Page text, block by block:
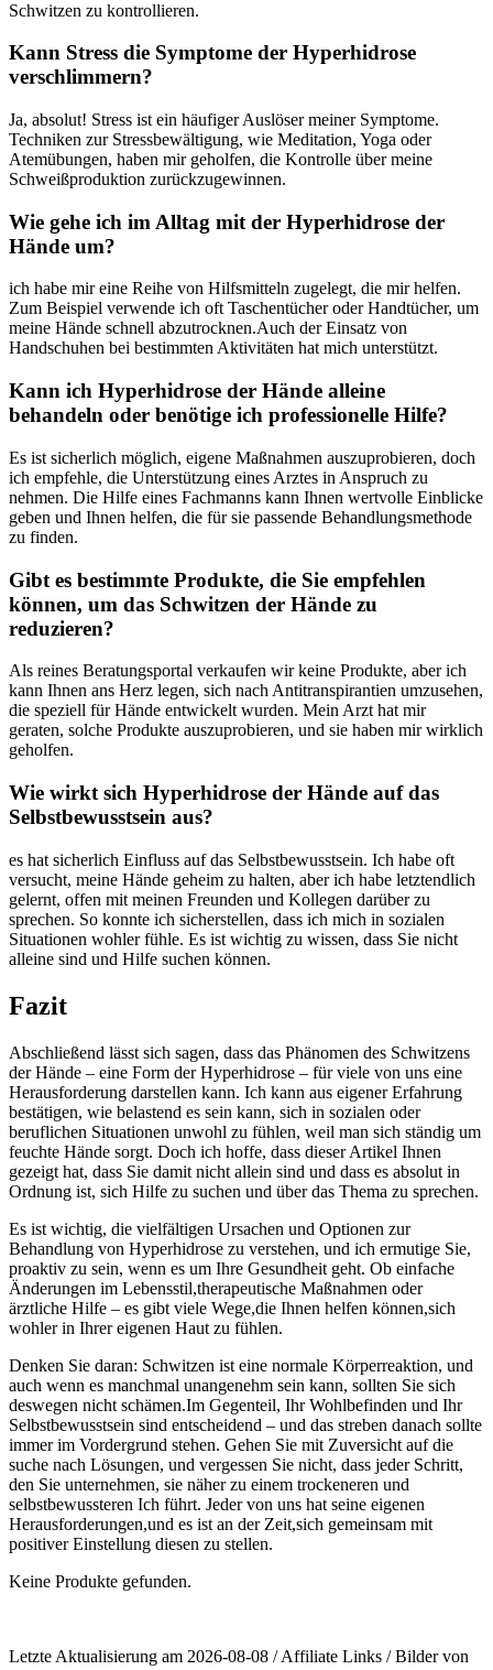
Schwitzen ⁣zu kontrollieren.
Kann ​Stress die Symptome‌ der Hyperhidrose
verschlimmern?
Ja,‍ absolut! Stress ist ein häufiger⁤ Auslöser meiner Symptome.‌
Techniken zur ⁤Stressbewältigung, ‍wie Meditation, Yoga oder
Atemübungen, haben⁤ mir ⁤geholfen, die ⁣Kontrolle über meine​
Schweißproduktion ​zurückzugewinnen.
Wie⁢ gehe ich ‍im Alltag mit der Hyperhidrose der ​
Hände um?
ich habe mir eine Reihe von Hilfsmitteln zugelegt, die mir helfen.
Zum Beispiel verwende ich ⁢oft Taschentücher oder Handtücher, um
meine Hände schnell ​abzutrocknen.Auch der Einsatz​ von
Handschuhen bei bestimmten Aktivitäten hat mich‍ unterstützt.
Kann ich Hyperhidrose der Hände alleine
behandeln oder benötige ich professionelle Hilfe?
Es ist‍ sicherlich möglich, eigene Maßnahmen auszuprobieren, doch
ich empfehle, die Unterstützung eines Arztes in Anspruch​ zu
nehmen. Die⁢ Hilfe eines Fachmanns kann Ihnen wertvolle Einblicke
geben und Ihnen ⁣helfen, die für sie passende Behandlungsmethode
zu finden.
Gibt es bestimmte Produkte, die Sie empfehlen
können, um das Schwitzen der Hände zu
reduzieren?
Als reines‌ Beratungsportal verkaufen wir keine Produkte, aber ‌ich
kann Ihnen ans Herz legen, sich nach Antitranspirantien umzusehen,‍
die ⁤speziell ⁣für Hände entwickelt wurden. Mein Arzt ‌hat mir
⁤geraten, solche Produkte auszuprobieren, und sie haben mir wirklich
​geholfen.
Wie⁣ wirkt sich Hyperhidrose⁢ der‍ Hände auf das
Selbstbewusstsein ​aus?
es hat sicherlich Einfluss auf das Selbstbewusstsein. Ich habe oft
versucht, meine Hände geheim zu halten, aber ​ich ​habe letztendlich
gelernt, offen⁤ mit ⁤meinen Freunden und Kollegen darüber zu
sprechen. So konnte ich sicherstellen, ​dass ich mich in‌ sozialen
Situationen wohler fühle. Es ist wichtig ​zu wissen, dass Sie nicht
alleine sind⁤ und Hilfe suchen können.
Fazit
Abschließend lässt sich sagen, dass das ⁤Phänomen des Schwitzens
der Hände ​– ⁣eine Form der Hyperhidrose – für viele von ⁢uns eine
Herausforderung darstellen kann. Ich kann aus eigener Erfahrung
bestätigen, wie belastend es sein kann, sich‌ in sozialen oder
beruflichen Situationen unwohl ‍zu⁢ fühlen, weil man​ sich ständig um
feuchte‍ Hände sorgt. Doch ich ‍hoffe, dass ⁢dieser Artikel Ihnen‌
gezeigt‌ hat,‍ dass​ Sie damit nicht allein sind und ⁣dass es absolut in
Ordnung ist,‌ sich​ Hilfe zu suchen ‌und ⁢über das Thema zu sprechen.
Es ist wichtig, die⁢ vielfältigen Ursachen ‌und Optionen zur
Behandlung von Hyperhidrose zu verstehen, und ich ermutige Sie,
proaktiv ⁤zu sein, wenn es um Ihre Gesundheit geht. Ob einfache
Änderungen im⁣ Lebensstil,therapeutische Maßnahmen oder
ärztliche Hilfe – es gibt viele Wege,die Ihnen helfen können,sich
wohler ⁣in Ihrer eigenen Haut zu ⁢fühlen.
Denken Sie daran: Schwitzen ist eine normale Körperreaktion, und
auch ‌wenn es⁤ manchmal unangenehm sein kann, sollten ⁢Sie sich
deswegen⁤ nicht schämen.Im Gegenteil, Ihr Wohlbefinden und⁤ Ihr
Selbstbewusstsein‍ sind entscheidend – und ⁢das streben danach⁣ sollte
immer im Vordergrund stehen. Gehen Sie mit Zuversicht auf die
suche⁢ nach Lösungen, und ‍vergessen Sie nicht, dass jeder Schritt,
den ‌Sie​ unternehmen,⁢ sie‌ näher zu einem trockeneren‌ und
selbstbewussteren Ich ⁢führt. Jeder von uns hat seine eigenen
Herausforderungen,und es ist an der Zeit,sich gemeinsam mit
positiver Einstellung diesen zu stellen.
Keine Produkte gefunden.
Letzte Aktualisierung am 2026-08-08 / Affiliate Links / Bilder von